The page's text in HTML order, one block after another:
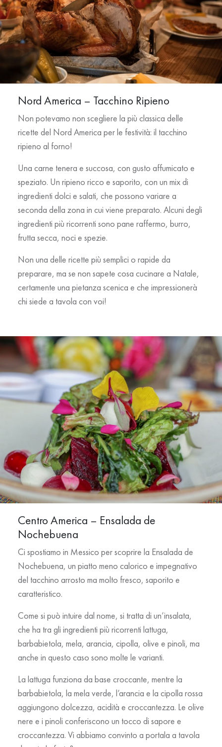
Nord America – Tacchino Ripieno
Non potevamo non scegliere la più classica delle
ricette del Nord America per le festività: il tacchino
ripieno al forno!
Una carne tenera e succosa, con gusto affumicato e
speziato. Un ripieno ricco e saporito, con un mix di
ingredienti dolci e salati, che possono variare a
seconda della zona in cui viene preparato. Alcuni degli
ingredienti più ricorrenti sono pane raffermo, burro,
frutta secca, noci e spezie.
Non una delle ricette più semplici o rapide da
preparare, ma se non sapete cosa cucinare a Natale,
certamente una pietanza scenica e che impressionerà
chi siede a tavola con voi!
Centro America – Ensalada de
Nochebuena
Ci spostiamo in Messico per scoprire la Ensalada de
Nochebuena, un piatto meno calorico e impegnativo
del tacchino arrosto ma molto fresco, saporito e
caratteristico.
Come si può intuire dal nome, si tratta di un’insalata,
che ha tra gli ingredienti più ricorrenti lattuga,
barbabietola, mela, arancia, cipolla, olive e pinoli, ma
anche in questo caso sono molte le varianti.
La lattuga funziona da base croccante, mentre la
barbabietola, la mela verde, l’arancia e la cipolla rossa
aggiungono dolcezza, acidità e croccantezza. Le olive
nere e i pinoli conferiscono un tocco di sapore e
croccantezza. Vi abbiamo convinto a portala a tavola